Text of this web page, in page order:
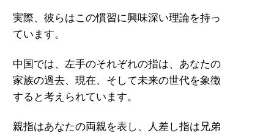
実際、彼らはこの慣習に興味深い理論を持っ
ています。
中国では、左手のそれぞれの指は、あなたの
家族の過去、現在、そして未来の世代を象徴
すると考えられています。
親指はあなたの両親を表し、人差し指は兄弟